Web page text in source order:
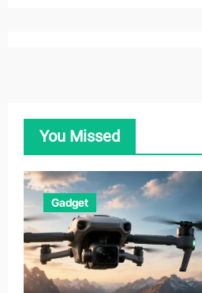
You Missed
Gadget